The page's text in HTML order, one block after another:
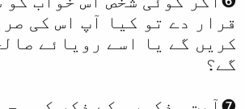
قرار دے تو کیا آپ اس کی
کریں گے یا اسے رویائے
گے؟